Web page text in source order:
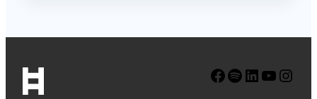
Facebook Spotify LinkedIn YouTube Instagram